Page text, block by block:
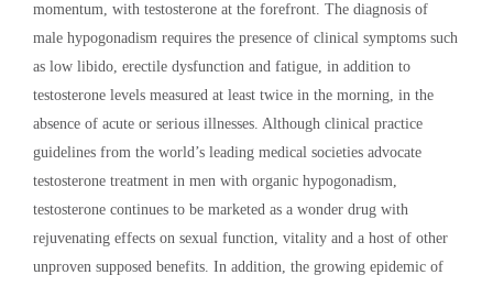
momentum, with testosterone at the forefront. The diagnosis of
male hypogonadism requires the presence of clinical symptoms such
as low libido, erectile dysfunction and fatigue, in addition to
testosterone levels measured at least twice in the morning, in the
absence of acute or serious illnesses. Although clinical practice
guidelines from the world’s leading medical societies advocate
testosterone treatment in men with organic hypogonadism,
testosterone continues to be marketed as a wonder drug with
rejuvenating effects on sexual function, vitality and a host of other
unproven supposed benefits. In addition, the growing epidemic of